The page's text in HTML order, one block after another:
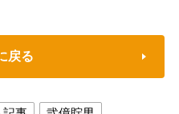
戻る